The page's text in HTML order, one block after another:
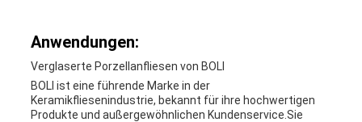
Anwendungen:
Verglaserte Porzellanfliesen von BOLI
BOLI ist eine führende Marke in der
Keramikfliesenindustrie, bekannt für ihre hochwertigen
Produkte und außergewöhnlichen Kundenservice.Sie